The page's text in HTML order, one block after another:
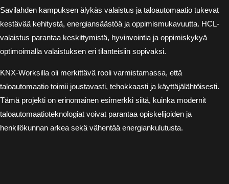
Savilahden kampuksen älykäs valaistus ja taloautomaatio tukevat
kestävää kehitystä, energiansäästöä ja oppimismukavuutta. HCL-
valaistus parantaa keskittymistä, hyvinvointia ja oppimiskykyä
optimoimalla valaistuksen eri tilanteisiin sopivaksi.
KNX-Worksilla oli merkittävä rooli varmistamassa, että
taloautomaatio toimii joustavasti, tehokkaasti ja käyttäjälähtöisesti.
Tämä projekti on erinomainen esimerkki siitä, kuinka modernit
taloautomaatioteknologiat voivat parantaa opiskelijoiden ja
henkilökunnan arkea sekä vähentää energiankulutusta.